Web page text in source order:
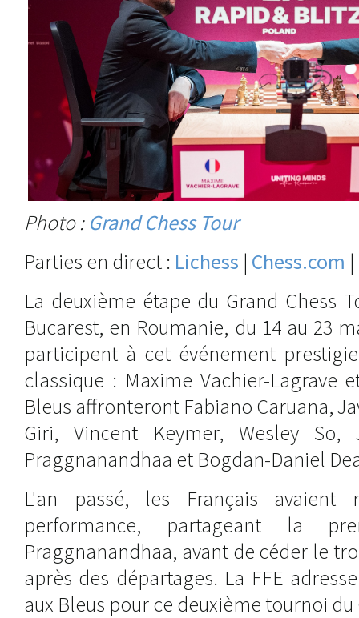
Photo : Grand Chess Tour
Parties en direct : Lichess | Chess.com |
La deuxième étape du Grand Chess
Bucarest, en Roumanie, du 14 au 23
participent à cet événement
classique : Maxime Vachier-Lagrave
Bleus affronteront Fabiano Caruana,
Giri, Vincent Keymer, Wesley So,
Praggnanandhaa et Bogdan-Daniel
L'an passé, les Français avaient
performance, partageant la
Praggnanandhaa, avant de céder le
après des départages. La FFE
aux Bleus pour ce deuxième tournoi du